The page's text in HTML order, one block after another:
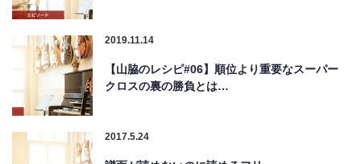
2019.11.14
【山脇のレシピ#06】順位より重要なスーパー
クロスの裏の勝負とは…
2017.5.24